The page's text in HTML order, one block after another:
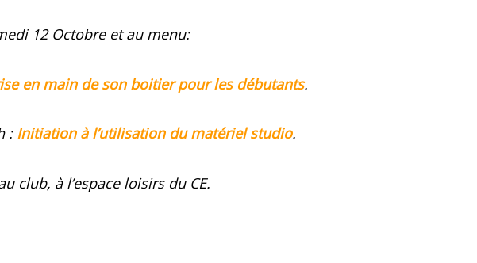
12 Octobre et au menu:
en main de son boitier pour les débutants.
: Initiation à l’utilisation du matériel studio.
club, à l’espace loisirs du CE.